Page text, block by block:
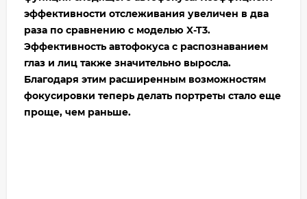
эффективности отслеживания увеличен в два
раза по сравнению с моделью X-T3.
Эффективность автофокуса с распознаванием
глаз и лиц также значительно выросла.
Благодаря этим расширенным возможностям
фокусировки теперь делать портреты стало еще
проще, чем раньше.